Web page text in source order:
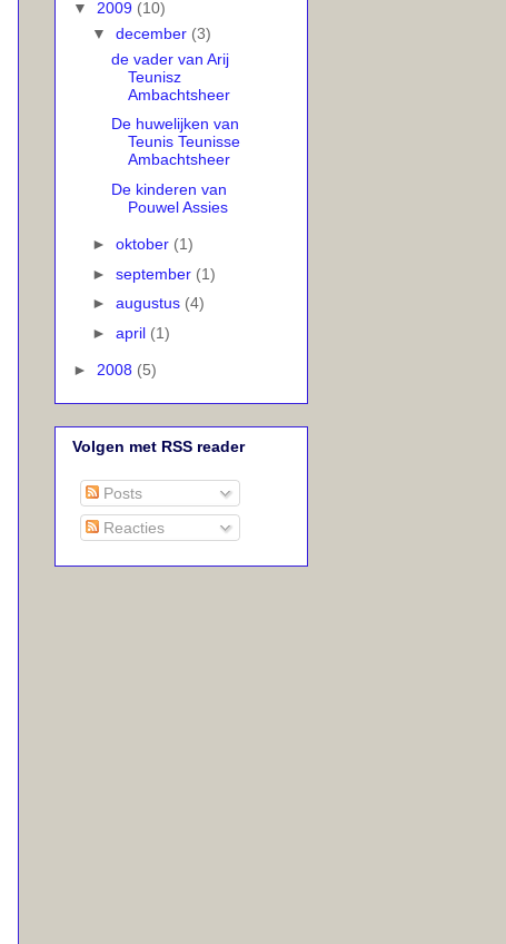
▼ 2009 (10)
▼ december (3)
de vader van Arij
Teunisz
Ambachtsheer
De huwelijken van
Teunis Teunisse
Ambachtsheer
De kinderen van
Pouwel Assies
► oktober (1)
► september (1)
► augustus (4)
► april (1)
► 2008 (5)
Volgen met RSS reader
Posts
Reacties